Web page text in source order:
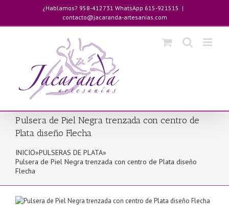
contenido
¿Hablamos? 958-412731 WhatsApp 615-921515 |
contacto@jacaranda-artesanias.com
Pulsera de Piel Negra trenzada con centro de
Plata diseño Flecha
INICIO»PULSERAS DE PLATA»
Pulsera de Piel Negra trenzada con centro de Plata diseño
Flecha